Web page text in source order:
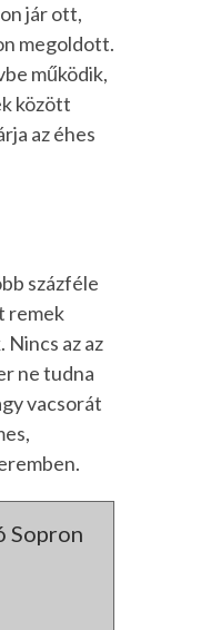
jár ott,
megoldott.
működik,
között
az éhes
százféle
remek
Nincs az az
ne tudna
vacsorát
Sopron